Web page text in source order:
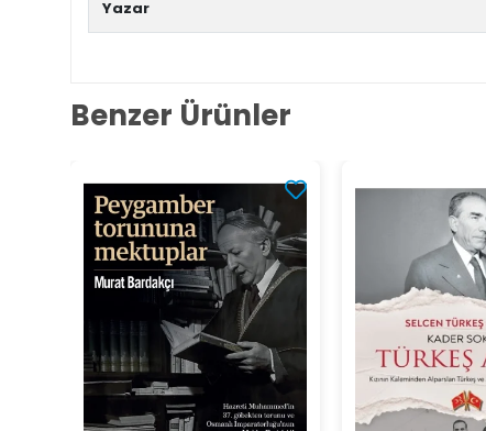
Yazar
Benzer Ürünler